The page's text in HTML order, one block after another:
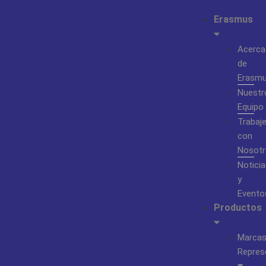
Erasmus
Acerca
de
Equipo
Trabaje
con
y
Productos
Marcas